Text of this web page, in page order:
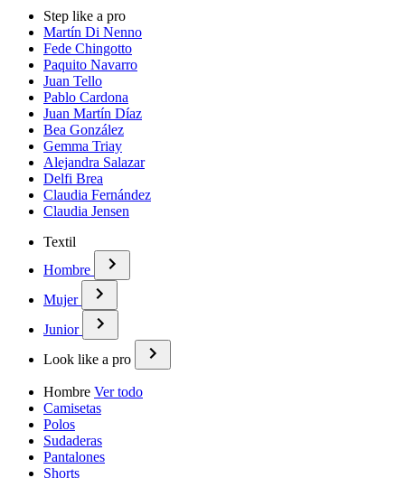
Step like a pro
Martín Di Nenno
Fede Chingotto
Paquito Navarro
Juan Tello
Pablo Cardona
Juan Martín Díaz
Bea González
Gemma Triay
Alejandra Salazar
Delfi Brea
Claudia Fernández
Claudia Jensen
Textil
Hombre
Mujer
Junior
Look like a pro
Hombre Ver todo
Camisetas
Polos
Sudaderas
Pantalones
Shorts